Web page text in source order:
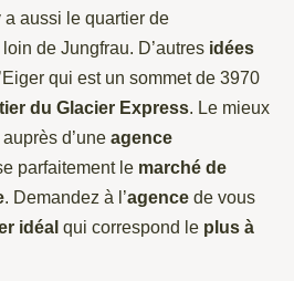
a aussi le quartier de
de Jungfrau. D’autres idées
qui est un sommet de 3970
du Glacier Express. Le mieux
d’une agence
parfaitement le marché de
. Demandez à l’agence de vous
idéal qui correspond le plus à